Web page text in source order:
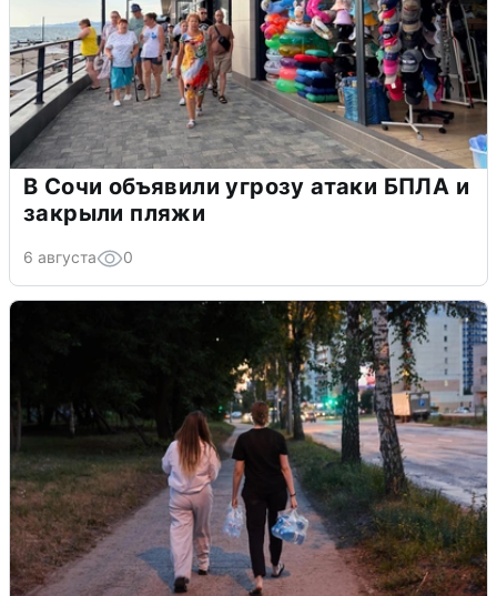
В Сочи объявили угрозу атаки БПЛА и
закрыли пляжи
6 августа 0